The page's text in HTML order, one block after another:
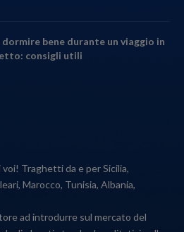
dormire bene durante un viaggio in
consigli utili
Traghetti da e per Sicilia,
Marocco, Tunisia, Albania,
ad introdurre sul mercato del